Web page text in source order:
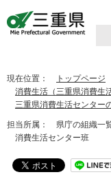
現在位置： トップページ
消費生活（三重県消費生
三重県消費生活センター
担当所属： 県庁の組織
消費生活センター班